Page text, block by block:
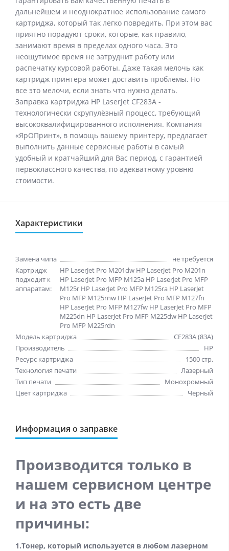
дальнейшем и неоднократное использование самого
картриджа, который так легко повредить. При этом вас
приятно порадуют сроки, которые, как правило,
занимают время в пределах одного часа. Это
неощутимое время не затруднит работу или
распечатку курсовой работы. Даже такая мелочь как
картридж принтера может доставить проблемы. Но
все это мелочи, если знать что нужно делать.
Заправка картриджа HP LaserJet CF283A -
технологически скрупулёзный процесс, требующий
высококвалифицированного исполнения. Компания
«ЯрОПринт», в помощь вашему принтеру, предлагает
выполнить данные сервисные работы в самый
удобный и кратчайший для Вас период, с гарантией
первоклассного качества, по адекватному уровню
стоимости.
Характеристики
Замена чипа
не требуется
Картридж
подходит к
аппаратам:
HP LaserJet Pro M201dw HP LaserJet Pro M201n
HP LaserJet Pro MFP M125a HP LaserJet Pro MFP
M125r HP LaserJet Pro MFP M125ra HP LaserJet
Pro MFP M125rnw HP LaserJet Pro MFP M127fn
HP LaserJet Pro MFP M127fw HP LaserJet Pro MFP
M225dn HP LaserJet Pro MFP M225dw HP LaserJet
Pro MFP M225rdn
Модель картриджа
CF283A (83A)
Производитель
HP
Ресурс картриджа
1500 стр.
Технология печати
Лазерный
Тип печати
Монохромный
Цвет картриджа
Черный
Информация о заправке
Производится только в
нашем сервисном центре
и на это есть две
причины:
1.Тонер, который используется в любом лазерном